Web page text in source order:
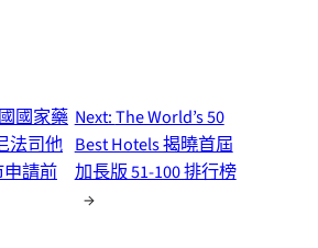
國家藥
法司他
申請前
Next:The World’s 50
Best Hotels 揭曉首屆
加長版 51-100 排行榜
→